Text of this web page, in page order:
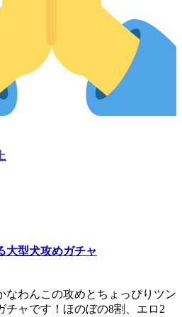
大型犬攻めガチャ
なわんこの攻めとちょっぴりツン
チャです！ほのぼの8割、エロ2